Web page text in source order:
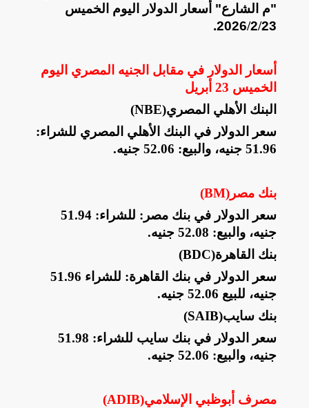
"م الشارع" أسعار الدولار اليوم الخميس
23
/
2
/
2026.
أسعار الدولار في مقابل الجنيه المصري اليوم
الخميس 23 أبريل
البنك الأهلي المصري(NBE)
سعر الدولار في البنك الأهلي المصري للشراء:
51.96 جنيه، والبيع: 52.06 جنيه
.
بنك مصر(BM)
سعر الدولار في بنك مصر: للشراء: 51.94
جنيه، والبيع: 52.08 جنيه
.
بنك القاهرة(BDC)
سعر الدولار في بنك القاهرة: للشراء 51.96
جنيه، للبيع 52.06 جنيه
.
بنك سايب(SAIB)
سعر الدولار في بنك سايب للشراء: 51.98
جنيه، والبيع: 52.06 جنيه
.
مصرف أبوظبي الإسلامي(ADIB)